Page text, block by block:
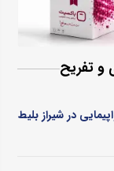
و تفریح
در شیراز بلیط